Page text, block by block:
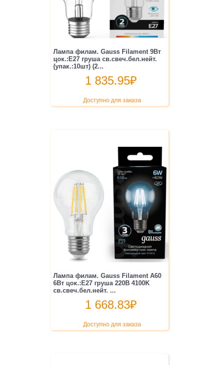
Лампа филам. Gauss Filament 9Вт
цок.:E27 груша св.свеч.бел.нейт.
(упак.:10шт) (2...
1 835.95₽
Доступно для заказа
Лампа филам. Gauss Filament A60
6Вт цок.:E27 груша 220B 4100K
св.свеч.бел.нейт. ...
1 668.83₽
Доступно для заказа